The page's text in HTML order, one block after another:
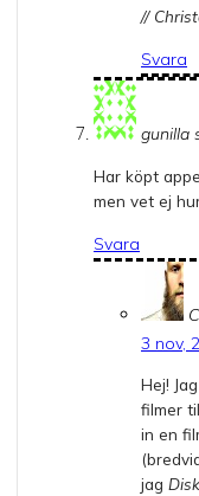
//
Svara
gunilla
Har köpt
men vet ej
Svara
3 nov,
Hej!
filmer
in en
jag